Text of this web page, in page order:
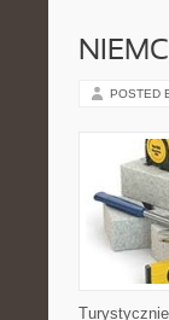
POSTED